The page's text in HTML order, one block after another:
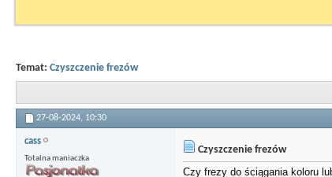
Temat: Czyszczenie frezów
27-08-2024, 10:30
cass
Totalna maniaczka
Czyszczenie frezów
Czy frezy do ściągania koloru